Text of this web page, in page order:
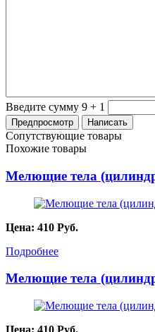
Введите сумму 9 + 1
Сопутствующие товары
Похожие товары
Мелющие тела
Цена: 410 Руб.
Подробнее
Мелющие тела
Цена: 410 Руб.